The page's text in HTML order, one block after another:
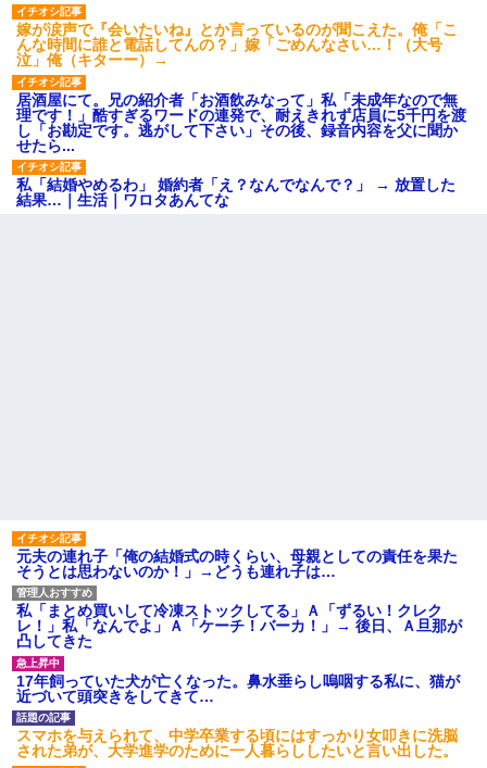
嫁が涙声で『会いたいね』とか言っているのが聞こえた。俺「こ
んな時間に誰と電話してんの？」嫁「ごめんなさい…！（大号
泣」俺（キターー）→
居酒屋にて。兄の紹介者「お酒飲みなって」私「未成年なので無
理です！」酷すぎるワードの連発で、耐えきれず店員に5千円を渡
し「お勘定です。逃がして下さい」その後、録音内容を父に聞か
せたら...
私「結婚やめるわ」 婚約者「え？なんでなんで？」 → 放置した
結果…｜生活｜ワロタあんてな
元夫の連れ子「俺の結婚式の時くらい、母親としての責任を果た
そうとは思わないのか！」→どうも連れ子は…
私「まとめ買いして冷凍ストックしてる」Ａ「ずるい！クレク
レ！」私「なんでよ」Ａ「ケーチ！バーカ！」→ 後日、Ａ旦那が
凸してきた
17年飼っていた犬が亡くなった。鼻水垂らし嗚咽する私に、猫が
近づいて頭突きをしてきて…
スマホを与えられて、中学卒業する頃にはすっかり女叩きに洗脳
された弟が、大学進学のために一人暮らししたいと言い出した。